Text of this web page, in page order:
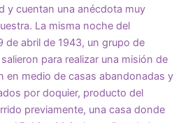
y cuentan una anécdota muy
La misma noche del
de abril de 1943, un grupo de
para realizar una misión de
en medio de casas abandonadas y
por doquier, producto del
previamente, una casa donde